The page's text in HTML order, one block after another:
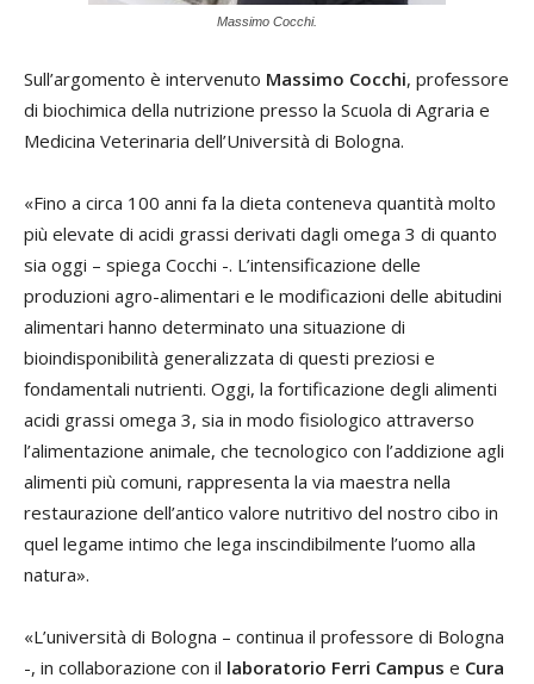
Massimo Cocchi.
Sull’argomento è intervenuto Massimo Cocchi, professore
di biochimica della nutrizione presso la Scuola di Agraria e
Medicina Veterinaria dell’Università di Bologna.
«Fino a circa 100 anni fa la dieta conteneva quantità molto
più elevate di acidi grassi derivati dagli omega 3 di quanto
sia oggi – spiega Cocchi -. L’intensificazione delle
produzioni agro-alimentari e le modificazioni delle abitudini
alimentari hanno determinato una situazione di
bioindisponibilità generalizzata di questi preziosi e
fondamentali nutrienti. Oggi, la fortificazione degli alimenti
acidi grassi omega 3, sia in modo fisiologico attraverso
l’alimentazione animale, che tecnologico con l’addizione agli
alimenti più comuni, rappresenta la via maestra nella
restaurazione dell’antico valore nutritivo del nostro cibo in
quel legame intimo che lega inscindibilmente l’uomo alla
natura».
«L’università di Bologna – continua il professore di Bologna
-, in collaborazione con il laboratorio Ferri Campus e Cura